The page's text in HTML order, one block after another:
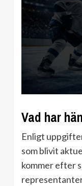
Vad har
Enligt
som blivit
kommer efter